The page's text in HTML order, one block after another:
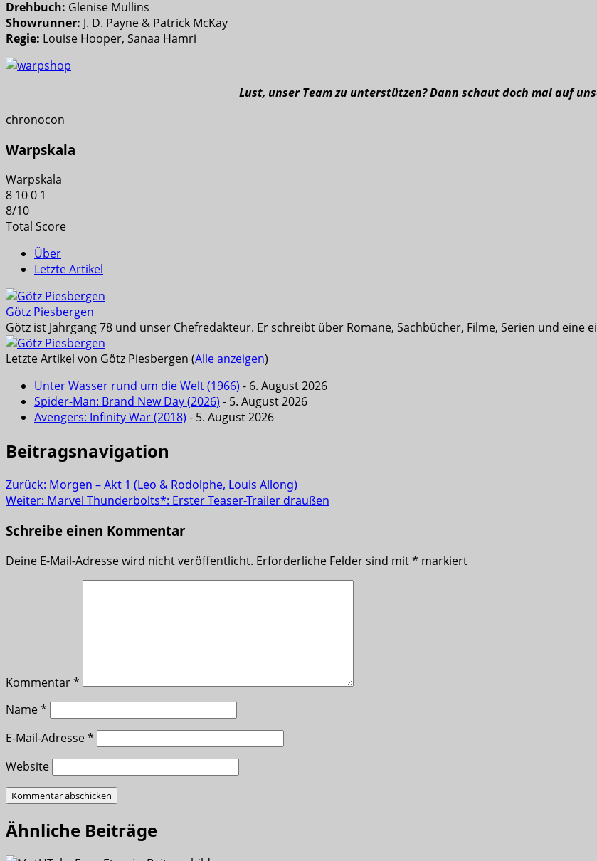
Drehbuch: Glenise Mullins
Showrunner: J. D. Payne & Patrick McKay
Regie: Louise Hooper, Sanaa Hamri
Lust, unser Team zu unterstützen? Dann schaut doch mal auf
chronocon
Warpskala
Warpskala
8 100 1
8/10
Total Score
Über
Letzte Artikel
Götz Piesbergen
Götz ist Jahrgang 78 und unser Chefredakteur. Er schreibt über Romane, Sachbücher, Filme, Serien und eine
Letzte Artikel von Götz Piesbergen (Alle anzeigen)
Unter Wasser rund um die Welt (1966) - 6. August 2026
Spider-Man: Brand New Day (2026) - 5. August 2026
Avengers: Infinity War (2018) - 5. August 2026
Beitragsnavigation
Zurück: Morgen – Akt 1 (Leo & Rodolphe, Louis Allong)
Weiter: Marvel Thunderbolts*: Erster Teaser-Trailer draußen
Schreibe einen Kommentar
Deine E-Mail-Adresse wird nicht veröffentlicht. Erforderliche Felder sind mit* markiert
Kommentar*
Name*
E-Mail-Adresse*
Website
Ähnliche Beiträge